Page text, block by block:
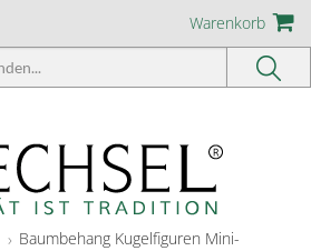
Warenkorb
Baumbehang Kugelfiguren Mini-